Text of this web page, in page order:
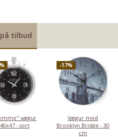
159,95
229,95
tilbud
vægur
40x47 - sort
-17%
Vægur med
Brooklyn Bridge - 30
cm